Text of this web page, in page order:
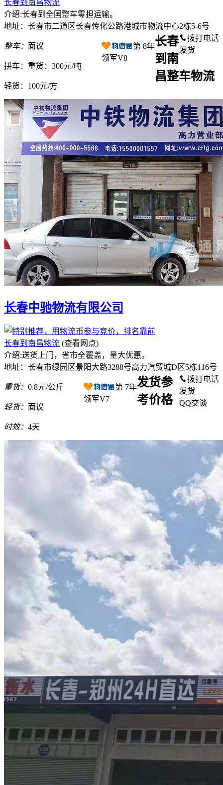
长春到南昌物流
介绍:长春到全国整车零担运输。
地址：长春市二道区长春传化公路港城市物流中心2栋5-6号
整车： 面议
拼车： 重货：300元/吨
轻货： 100元/方
第 8年
领军V8
拨打电话
发货
长春中驰物流有限公司
长春到南昌物流 (查看网点)
介绍:送货上门，省市全覆盖，量大优惠。
地址：长春市绿园区景阳大路3288号高力汽贸城D区5栋116号
重货： 0.8元/公斤
轻货： 面议
时效： 4天
第 7年
领军V7
拨打电话
发货
QQ交谈
长春
到南
昌整车物流
发货参
考价格